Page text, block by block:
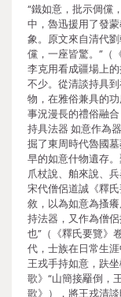
“鐵如意，批示倜儻
中，魯迅援用了發
象。原文來自清代
儻，一座皆驚。”（
李克用看成疆場上
不少。從清談持具
物，在雅俗兼具的
事況漫長的禮俗融
持具法器 如意作為
掘了東周時代魯國
早的如意什物遺存
爪杖說、舶來說、
宋代僧侶道誠《釋
敘，以為如意為搔
持法器，又作為僧
也”（《釋氏要覽》
代，士族在日常生
王戎手持如意，趺
歌》“山簡接䍦倒，
歌》），將王戎清